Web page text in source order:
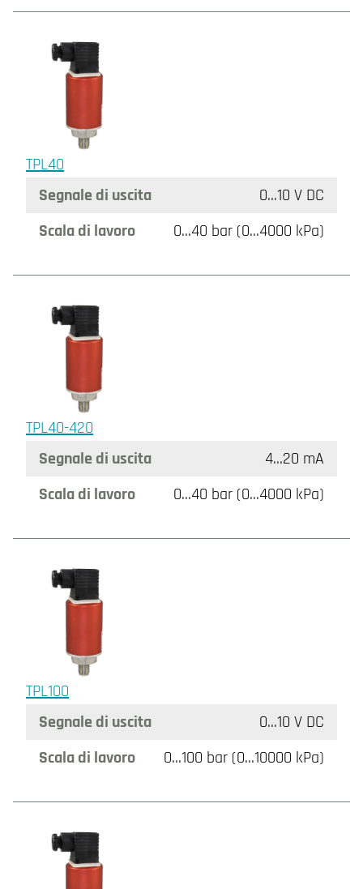
TPL40
Segnale di uscita
0…10 V DC
Scala di lavoro
0…40 bar (0…4000 kPa)
TPL40-420
Segnale di uscita
4…20 mA
Scala di lavoro
0…40 bar (0…4000 kPa)
TPL100
Segnale di uscita
0…10 V DC
Scala di lavoro
0…100 bar (0…10000 kPa)